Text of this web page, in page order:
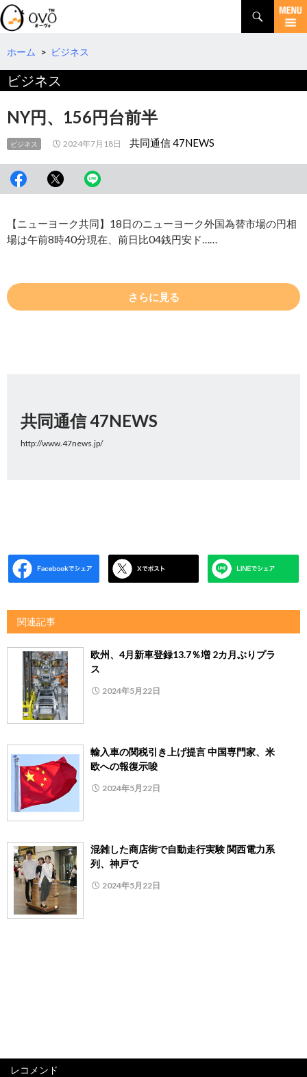
検
索
コ
テ
へ
移
動
ホーム > ビジネス
ビジネス
NY円、156円台前半
ビジネス 2024年7月18日 共同通信 47NEWS
【ニューヨーク共同】18日のニューヨーク外国為替市場の円相
場は午前8時40分現在、前日比04銭円安ド……
さらに見る
共同通信 47NEWS
http://www.47news.jp/
関連記事
欧州、4月新車登録13.7％増 2カ月ぶりプラ
ス
2024年5月22日
輸入車の関税引き上げ提言 中国専門家、米
欧への報復示唆
2024年5月22日
混雑した商店街で自動走行実験 関西電力系
列、神戸で
2024年5月22日
レコメンド